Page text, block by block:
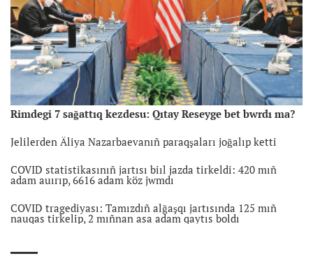
Rimdegi 7 sağattıq kezdesu: Qıtay Reseyge bet bwrdı ma?
Jelilerden Äliya Nazarbaevanıñ paraqşaları joğalıp ketti
COVID statistikasınıñ jartısı biıl jazda tirkeldi: 420 mıñ
adam auırıp, 6616 adam köz jwmdı
COVID tragediyası: Tamızdıñ alğaşqı jartısında 125 mıñ
nauqas tirkelip, 2 mıñnan asa adam qaytıs boldı